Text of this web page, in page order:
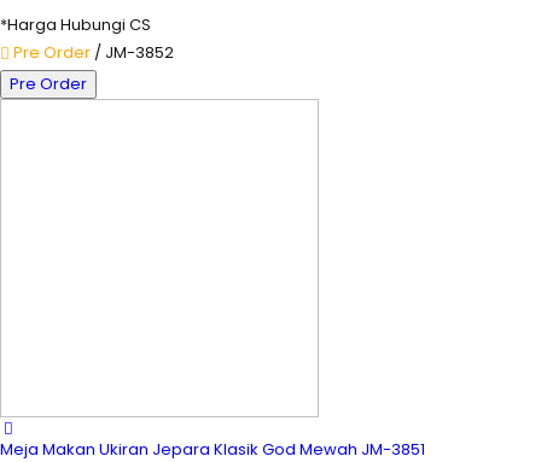
*Harga Hubungi CS
Pre Order / JM-3852
Pre Order
Meja Makan Ukiran Jepara Klasik God Mewah JM-3851